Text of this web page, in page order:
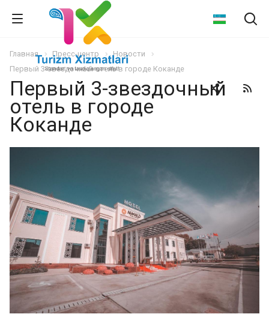
Главная Пресс-центр
Новости
Первый 3-звездочный отель в городе Коканде
Первый 3-звездочный
отель в городе
Коканде